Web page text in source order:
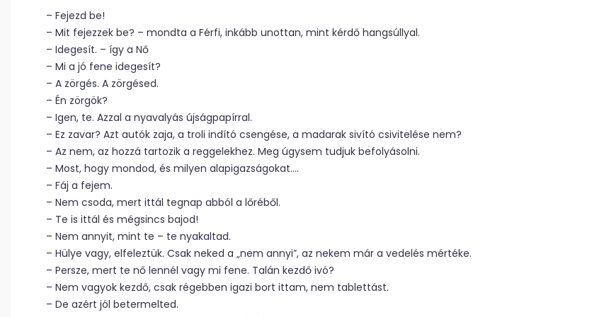
– Fejezd be!
– Mit fejezzek be? – mondta a Férfi, inkább unottan, mint kérdő hangsúllyal.
– Idegesít. – így a Nő
– Mi a jó fene idegesít?
– A zörgés. A zörgésed.
– Én zörgök?
– Igen, te. Azzal a nyavalyás újságpapírral.
– Ez zavar? Azt autók zaja, a troli indító csengése, a madarak sivító csivitelése nem?
– Az nem, az hozzá tartozik a reggelekhez. Meg úgysem tudjuk befolyásolni.
– Most, hogy mondod, és milyen alapigazságokat….
– Fáj a fejem.
– Nem csoda, mert ittál tegnap abból a lőréből.
– Te is ittál és mégsincs bajod!
– Nem annyit, mint te – te nyakaltad.
– Hülye vagy, elfeleztük. Csak neked a „nem annyi”, az nekem már a vedelés mértéke.
– Persze, mert te nő lennél vagy mi fene. Talán kezdő ivó?
– Nem vagyok kezdő, csak régebben igazi bort ittam, nem tablettást.
– De azért jól betermelted.